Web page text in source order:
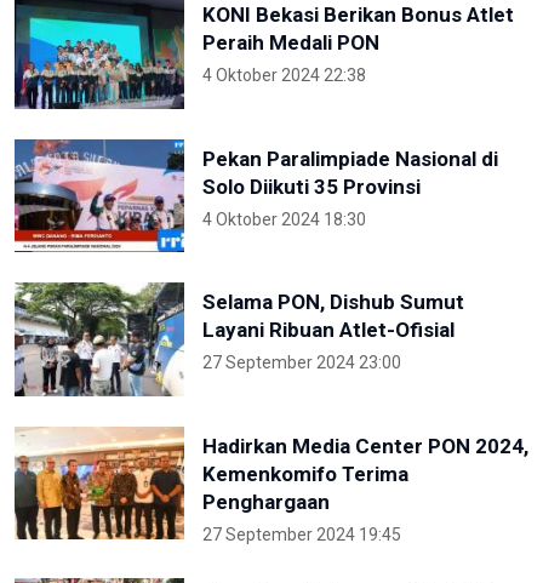
KONI Bekasi Berikan Bonus Atlet
Peraih Medali PON
4 Oktober 2024 22:38
Pekan Paralimpiade Nasional di
Solo Diikuti 35 Provinsi
4 Oktober 2024 18:30
Selama PON, Dishub Sumut
Layani Ribuan Atlet-Ofisial
27 September 2024 23:00
Hadirkan Media Center PON 2024,
Kemenkomifo Terima
Penghargaan
27 September 2024 19:45